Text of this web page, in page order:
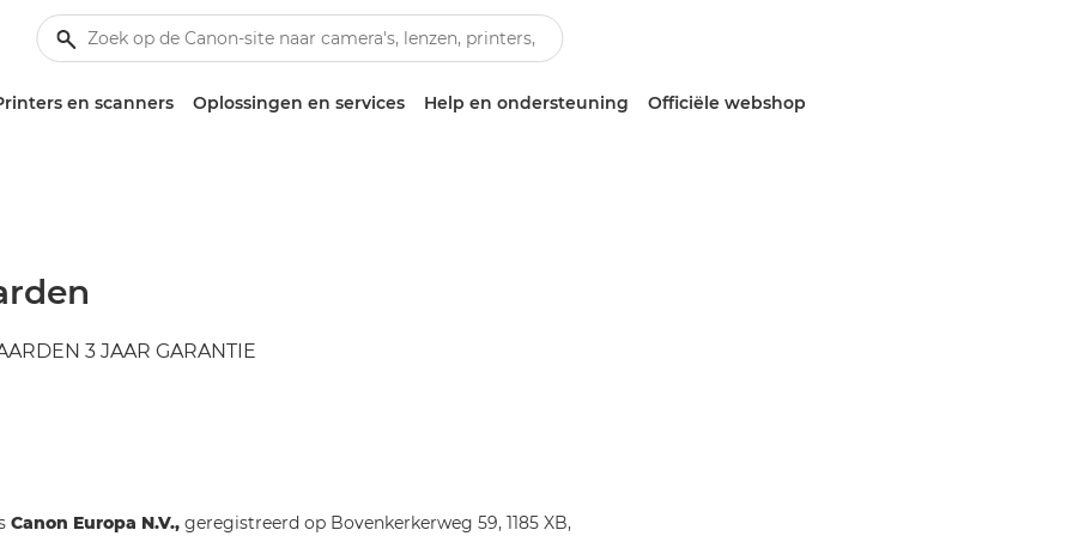
en scanners Oplossingen en services Help en ondersteuning Officiële webshop
3 JAAR GARANTIE
Canon Europa N.V., geregistreerd op Bovenkerkerweg 59, 1185 XB,